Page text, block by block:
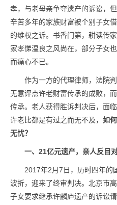
孝，与老母亲争夺遗产的诉讼，
辛苦多年的家族财富被个别子女
的维权之诉。书香门第，耕读传
家孝悌温良之风尚在，部分子女
而痛心不已。
作为一方的代理律师，法院
无意评点许老财富传承的成败，
传承。老人获得胜诉判决后，面
许老比都是有过之而无不及， 如
无忧？
一、21亿元遗产，亲人反目
2017年2月7日，历时四年的
波折，迎来了终审判决。北京市
子女要求继承许麟庐遗产的诉讼